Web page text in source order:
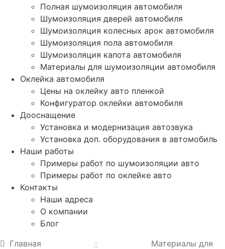
Полная шумоизоляция автомобиля
Шумоизоляция дверей автомобиля
Шумоизоляция колесных арок автомобиля
Шумоизоляция пола автомобиля
Шумоизоляция капота автомобиля
Материалы для шумоизоляции автомобиля
Оклейка автомобиля
Цены на оклейку авто пленкой
Конфигуратор оклейки автомобиля
Дооснащение
Установка и модернизация автозвука
Установка доп. оборудования в автомобиль
Наши работы
Примеры работ по шумоизоляции авто
Примеры работ по оклейке авто
Контакты
Наши адреса
О компании
Блог
Главная
Материалы для